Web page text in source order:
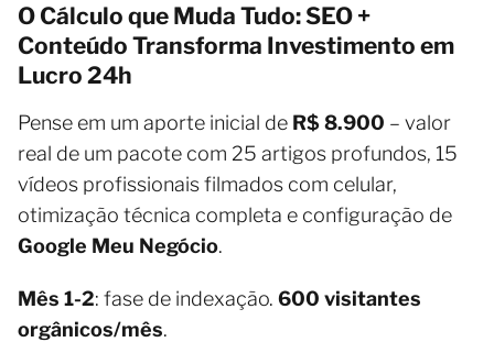
O Cálculo que Muda Tudo: SEO +
Conteúdo Transforma Investimento em
Lucro 24h
Pense em um aporte inicial de R$ 8.900 – valor
real de um pacote com 25 artigos profundos, 15
vídeos profissionais filmados com celular,
otimização técnica completa e configuração de
Google Meu Negócio.
Mês 1-2: fase de indexação. 600 visitantes
orgânicos/mês.